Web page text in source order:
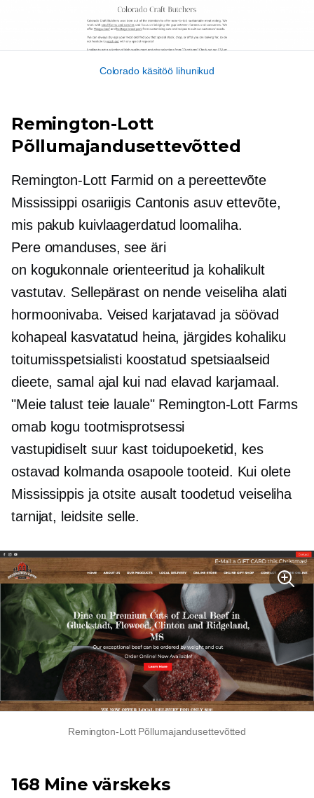
Colorado käsitöö lihunikud
Remington-Lott
Põllumajandusettevõtted
Remington-LottFarmid on a pereettevõte
Mississippi osariigis Cantonis asuv ettevõte,
mis pakub kuivlaagerdatud loomaliha.
Pere omanduses, see äri
on kogukonnale orienteeritud ja kohalikult
vastutav. Sellepärast on nende veiseliha alati
hormoonivaba. Veised karjatavad ja söövad
kohapeal kasvatatud heina, järgides kohaliku
toitumisspetsialisti koostatud spetsiaalseid
dieete, samal ajal kui nad elavad karjamaal.
"Meie talust teie lauale" Remington-Lott Farms
omab kogu tootmisprotsessi
vastupidiselt suur kasttoidupoeketid, kes
ostavad kolmanda osapooletooteid. Kui olete
Mississippis ja otsite ausalt toodetud veiseliha
tarnijat, leidsite selle.
Remington-LottPõllumajandusettevõtted
168 Mine värskeks